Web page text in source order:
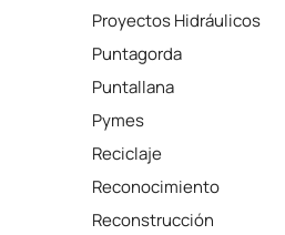
Proyectos Hidráulicos
Puntagorda
Puntallana
Pymes
Reciclaje
Reconocimiento
Reconstrucción